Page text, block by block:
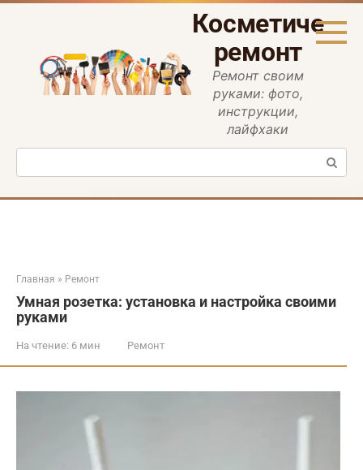
Перейти
ремонт
Ремонт своим
руками: фото,
инструкции,
лайфхаки
Поиск:
Главная » Ремонт
Умная розетка: установка и настройка своими
руками
На чтение: 6 мин Ремонт